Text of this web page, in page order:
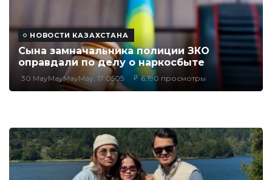
НОВОСТИ КАЗАХСТАНА
Сына замначальника полиции ЗКО
оправдали по делу о наркосбыте
30 MayMayMayMay, 17:0505 6,190 просмотры